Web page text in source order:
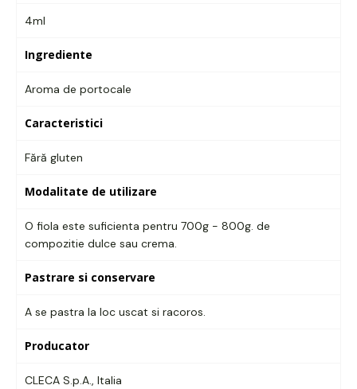
4ml
Ingrediente
Aroma de portocale
Caracteristici
Fără gluten
Modalitate de utilizare
O fiola este suficienta pentru 700g - 800g. de
compozitie dulce sau crema.
Pastrare si conservare
A se pastra la loc uscat si racoros.
Producator
CLECA S.p.A., Italia